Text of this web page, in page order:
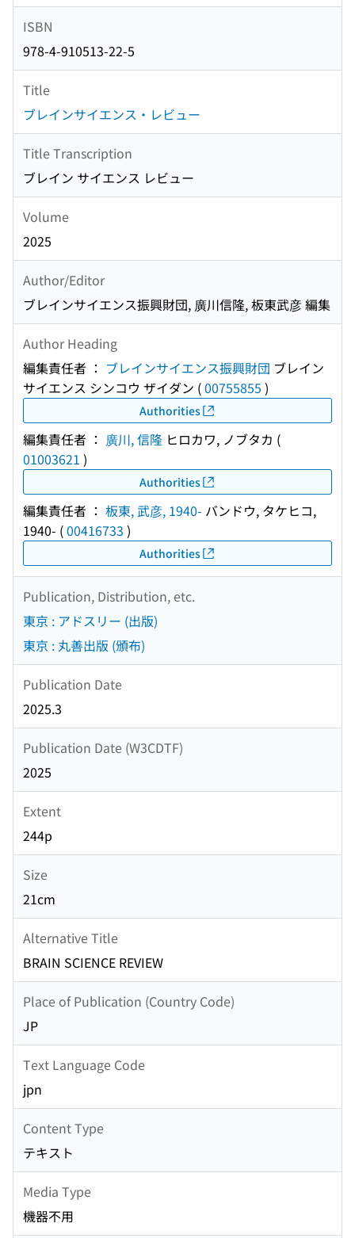
ISBN
978-4-910513-22-5
Title
ブレインサイエンス・レビュー
Title Transcription
ブレイン サイエンス レビュー
Volume
2025
Author/Editor
ブレインサイエンス振興財団, 廣川信隆, 板東武彦 編集
Author Heading
編集責任者 ： ブレインサイエンス振興財団 ブレイン
サイエンス シンコウ ザイダン (00755855 )
Authorities
編集責任者 ： 廣川, 信隆 ヒロカワ, ノブタカ (
01003621 )
Authorities
編集責任者 ： 板東, 武彦, 1940- バンドウ, タケヒコ,
1940- (00416733 )
Authorities
Publication, Distribution, etc.
東京 : アドスリー (出版)
東京 : 丸善出版 (頒布)
Publication Date
2025.3
Publication Date (W3CDTF)
2025
Extent
244p
Size
21cm
Alternative Title
BRAIN SCIENCE REVIEW
Place of Publication (Country Code)
JP
Text Language Code
jpn
Content Type
テキスト
Media Type
機器不用